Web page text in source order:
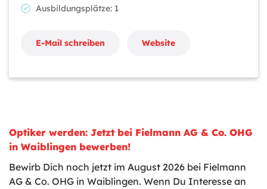
Ausbildungsplätze: 1
E-Mail schreiben Website
Optiker werden: Jetzt bei Fielmann AG & Co. OHG
in Waiblingen bewerben!
Bewirb Dich noch jetzt im August 2026 bei Fielmann
AG & Co. OHG in Waiblingen. Wenn Du Interesse an